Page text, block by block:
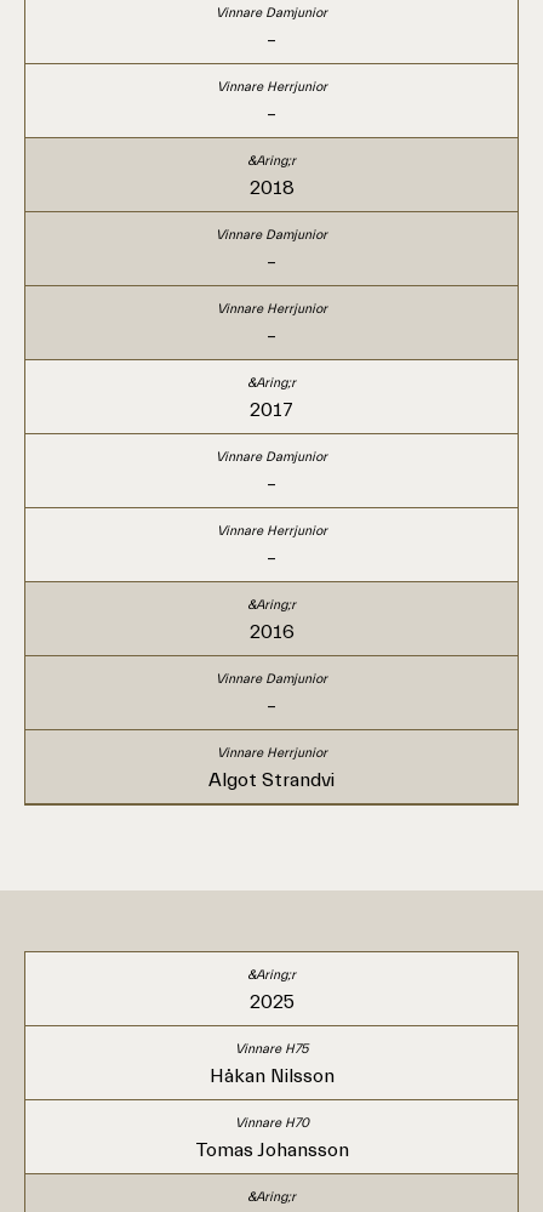
–
–
2018
–
–
2017
–
–
2016
–
Algot Strandvi
2025
Håkan Nilsson
Tomas Johansson